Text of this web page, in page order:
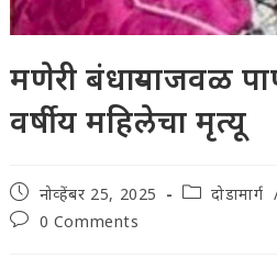
मणेरी बंधाऱ्याजवळ
वर्षीय महिलेचा मृत्यू
Post
published:
नोव्हेंबर 25, 2025
Postदोडामार्ग
Post0 Comments